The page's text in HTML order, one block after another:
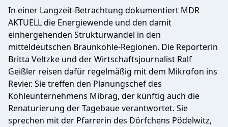
In einer Langzeit-Betrachtung dokumentiert MDR
AKTUELL die Energiewende und den damit
einhergehenden Strukturwandel in den
mitteldeutschen Braunkohle-Regionen. Die Reporterin
Britta Veltzke und der Wirtschaftsjournalist Ralf
Geißler reisen dafür regelmäßig mit dem Mikrofon ins
Revier. Sie treffen den Planungschef des
Kohleunternehmens Mibrag, der künftig auch die
Renaturierung der Tagebaue verantwortet. Sie
sprechen mit der Pfarrerin des Dörfchens Pödelwitz,